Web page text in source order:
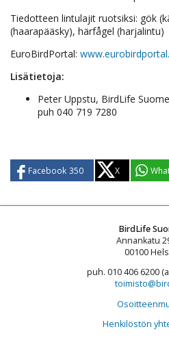
Tiedotteen lintulajit ruotsiksi: gök
(haarapääsky), härfågel (harjalintu)
EuroBirdPortal:
Lisätietoja:
Peter Uppstu, BirdLife
puh 040 719 7280
Facebook 350 X
BirdLife
Annankatu
00100
puh. 010 406 6200
Henkilöstön